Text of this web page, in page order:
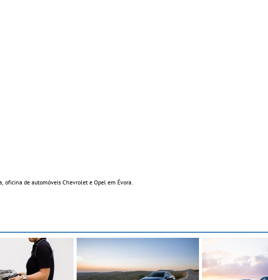
oficina de automóveis Chevrolet e Opel em Évora.